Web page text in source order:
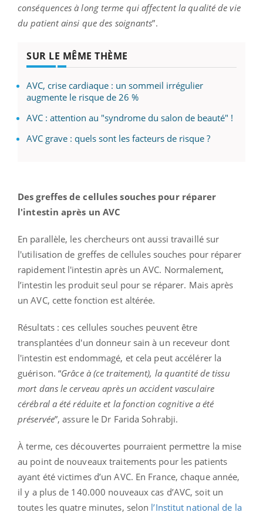
conséquences à long terme qui affectent la qualité de vie
du patient ainsi que des soignants”.
SUR LE MÊME THÈME
AVC, crise cardiaque : un sommeil irrégulier
augmente le risque de 26 %
AVC : attention au "syndrome du salon de beauté" !
AVC grave : quels sont les facteurs de risque ?
Des greffes de cellules souches pour réparer
l'intestin après un AVC
En parallèle, les chercheurs ont aussi travaillé sur
l'utilisation de greffes de cellules souches pour réparer
rapidement l'intestin après un AVC. Normalement,
l’intestin les produit seul pour se réparer. Mais après
un AVC, cette fonction est altérée.
Résultats : ces cellules souches peuvent être
transplantées d'un donneur sain à un receveur dont
l'intestin est endommagé, et cela peut accélérer la
guérison. “Grâce à (ce traitement), la quantité de tissu
mort dans le cerveau après un accident vasculaire
cérébral a été réduite et la fonction cognitive a été
préservée”, assure le Dr Farida Sohrabji.
À terme, ces découvertes pourraient permettre la mise
au point de nouveaux traitements pour les patients
ayant été victimes d’un AVC. En France, chaque année,
il y a plus de 140.000 nouveaux cas d’AVC, soit un
toutes les quatre minutes, selon l’Institut national de la